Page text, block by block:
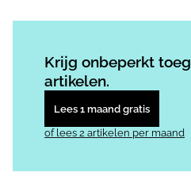
Krijg onbeperkt
artikelen.
Lees 1 maand gratis
of lees 2 artikelen per maand